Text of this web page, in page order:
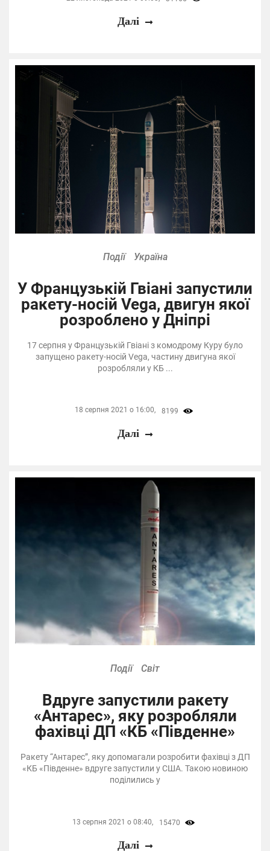
Далі
Події Україна
У Французькій Гвіані запустили
ракету-носій Vega, двигун якої
розроблено у Дніпрі
17 серпня у Французькій Гвіані з комодрому Куру було
запущено ракету-носій Vega, частину двигуна якої
розробляли у КБ ...
18 серпня 2021 о 16:00, 8199
Далі
Події Світ
Вдруге запустили ракету
«Антарес», яку розробляли
фахівці ДП «КБ «Південне»
Ракету “Антарес”, яку допомагали розробити фахівці з ДП
«КБ «Південне» вдруге запустили у США. Такою новиною
поділились у
13 серпня 2021 о 08:40, 15470
Далі